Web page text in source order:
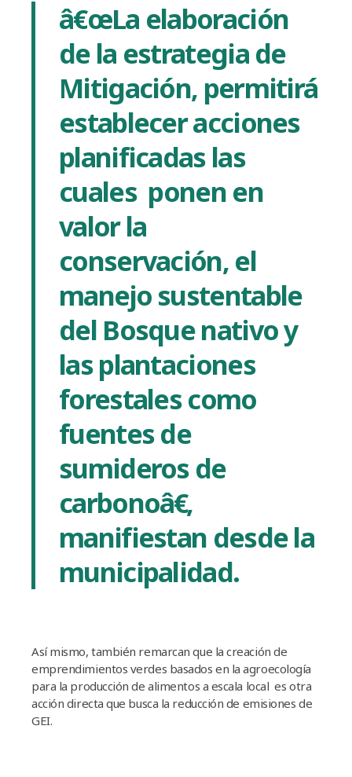
â€œLa elaboración
de la estrategia de
Mitigación, permitirá
establecer acciones
planificadas las
cuales ponen en
valor la
conservación, el
manejo sustentable
del Bosque nativo y
lasplantaciones
forestales como
fuentes de
sumideros de
carbonoâ€,
manifiestan desde la
municipalidad.
Así­ mismo, también remarcan que la creación de
emprendimientos verdes basados en la agroecologí­a
para la producción de alimentos a escala local es otra
acción directa que busca la reducción de emisiones de
GEI.